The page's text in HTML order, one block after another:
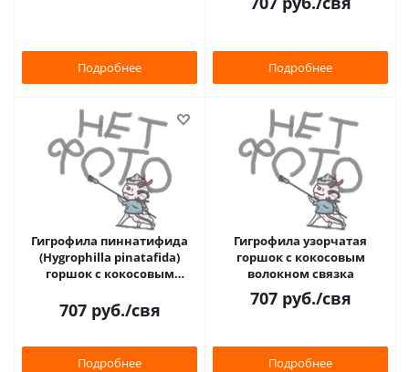
Подробнее
связка
Подробнее
Гигрофила пиннатифида
(Hygrophilla pinatafida)
горшок с кокосовым
707руб./свя
Подробнее
Гигрофила узорчатая
горшок с кокосовым
волокном связка
707руб./свя
Подробнее